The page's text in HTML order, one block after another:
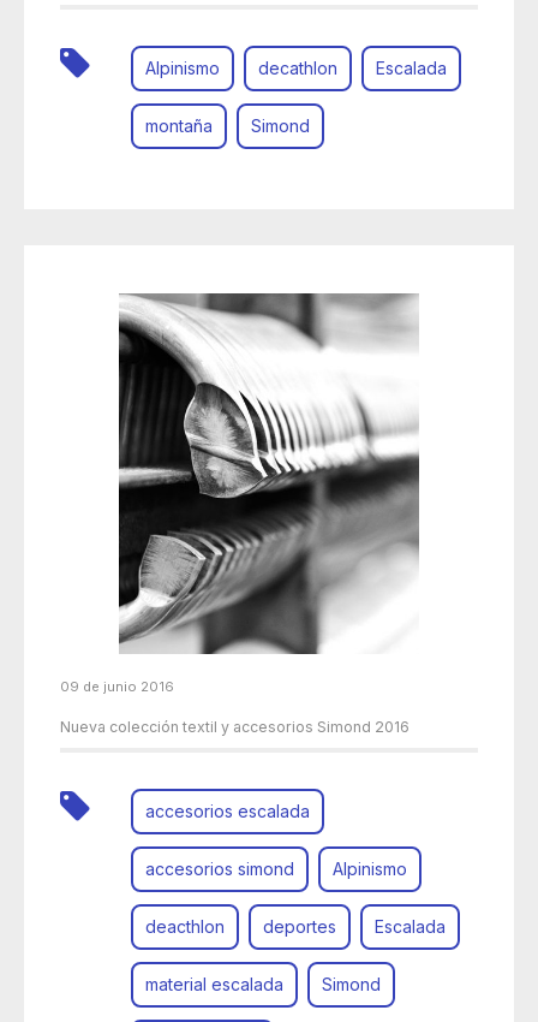
Alpinismo decathlon Escalada
montaña Simond
09 de junio 2016
Nueva colección textil y accesorios Simond 2016
accesorios escalada
accesorios simond Alpinismo
deacthlon deportes Escalada
material escalada Simond